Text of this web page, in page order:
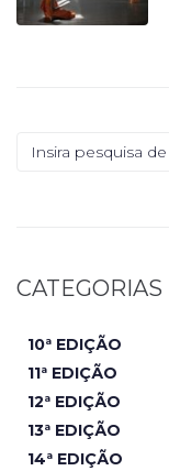
CATEGORIAS
10ª EDIÇÃO
11ª EDIÇÃO
12ª EDIÇÃO
13ª EDIÇÃO
14ª EDIÇÃO